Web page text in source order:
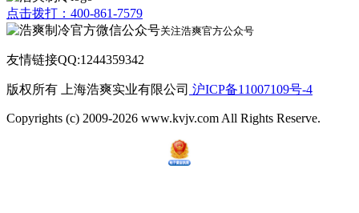
点击拨打：400-861-7579
关注浩爽官方公众号
友情链接QQ:1244359342
版权所有 上海浩爽实业有限公司 沪ICP备11007109号-4
Copyrights (c) 2009-2026 www.kvjv.com All Rights Reserve.